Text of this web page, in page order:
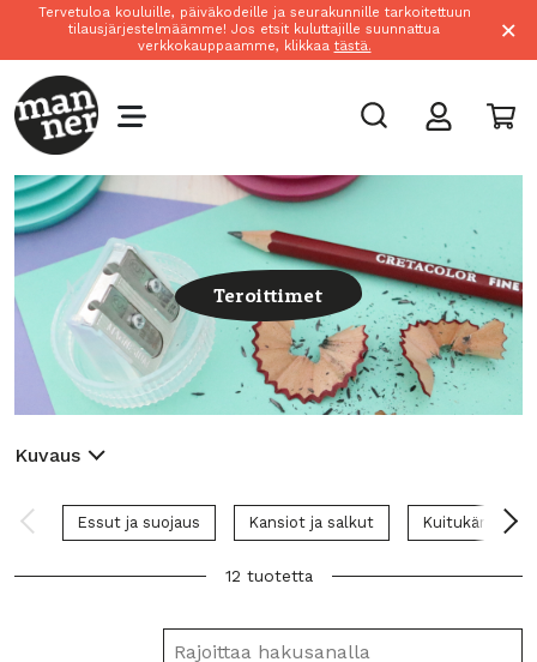
Tervetuloa kouluille, päiväkodeille ja seurakunnille tarkoitettuun
tilausjärjestelmäämme! Jos etsit kuluttajille suunnattua
verkkokauppaamme, klikkaa tästä. ×
Teroittimet
Kuvaus
Essut ja suojaus Kansiot ja salkut
12 tuotetta